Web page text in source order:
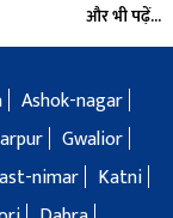
और भी पढ़ें...
Ashok-nagar
Gwalior
nimar
Katni